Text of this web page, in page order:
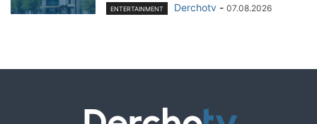
ENTERTAINMENT Derchotv - 07.08.2026